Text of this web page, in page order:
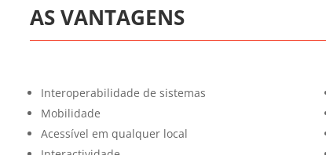
AS VANTAGENS
Interoperabilidade de sistemas
Mobilidade
Acessível em qualquer local